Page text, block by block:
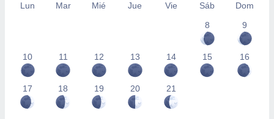
Lun Mar Mié Jue Vie Sáb
Dom
8
9
10 11 12 13 14 15 16
17 18 19 20 21